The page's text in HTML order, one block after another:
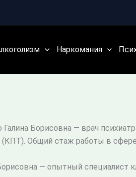
Наркомания
Галина Борисовна — врач
(КПТ). Общий стаж работы в
— опытный специалист